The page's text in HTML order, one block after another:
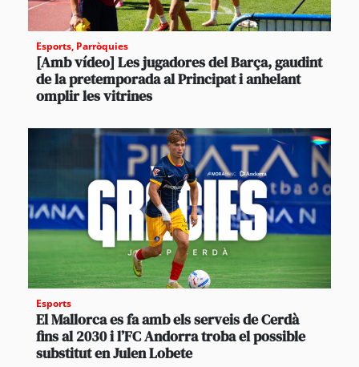
Esports, Parròquies
[Amb vídeo] Les jugadores del Barça, gaudint
de la pretemporada al Principat i anhelant
omplir les vitrines
Esports
El Mallorca es fa amb els serveis de Cerdà
fins al 2030 i l’FC Andorra troba el possible
substitut en Julen Lobete